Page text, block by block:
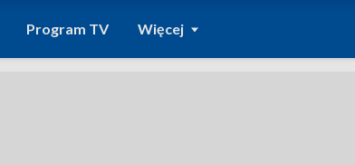
Program TV Więcej